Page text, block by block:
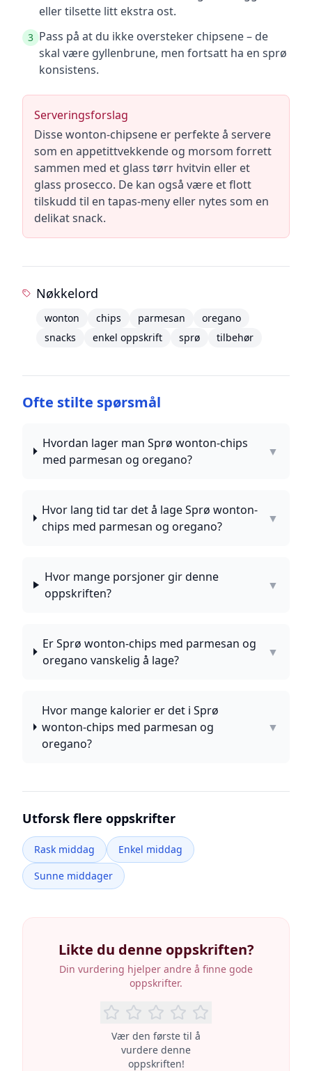
eller tilsette litt ekstra ost.
3 Pass på at du ikke oversteker chipsene – de
skal være gyllenbrune, men fortsatt ha en sprø
konsistens.
Serveringsforslag
Disse wonton-chipsene er perfekte å servere
som en appetittvekkende og morsom forrett
sammen med et glass tørr hvitvin eller et
glass prosecco. De kan også være et flott
tilskudd til en tapas-meny eller nytes som en
delikat snack.
Nøkkelord
wonton chips parmesan
oregano
snacks
enkel oppskrift sprø tilbehør
Ofte stilte spørsmål
Hvordan lager man Sprø wonton-chips
med parmesan og oregano?
▼
Hvor lang tid tar det å lage Sprø wonton-
chips med parmesan og oregano?
▼
Hvor mange porsjoner gir denne
oppskriften?
▼
Er Sprø wonton-chips med parmesan og
oregano vanskelig å lage?
▼
Hvor mange kalorier er det i Sprø
wonton-chips med parmesan og
oregano?
▼
Utforsk flere oppskrifter
Rask middag
Enkel middag
Sunne middager
Likte du denne oppskriften?
Din vurdering hjelper andre å finne gode
oppskrifter.
Vær den første til å
vurdere denne
oppskriften!